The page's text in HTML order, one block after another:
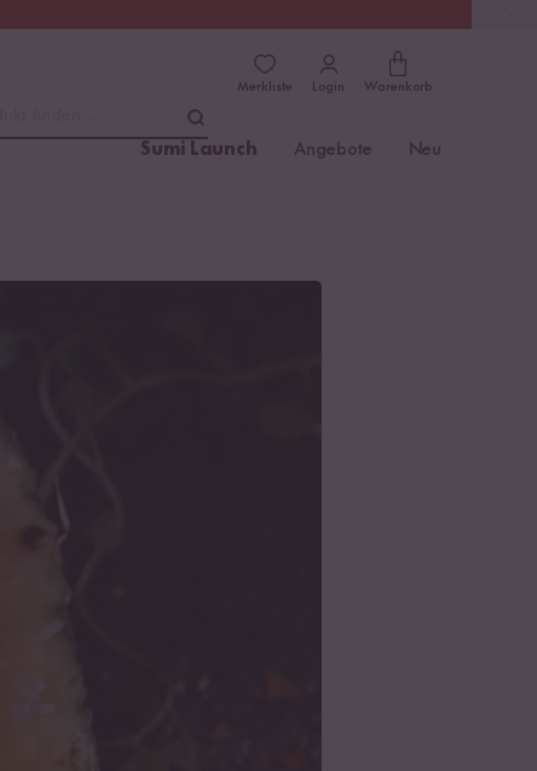
Merkliste Login Warenkorb
Sumi Launch Angebote Neu